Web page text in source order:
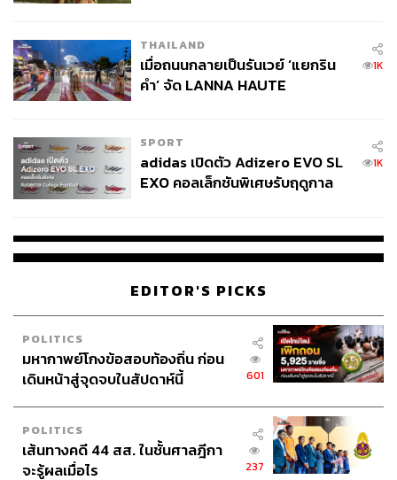
THAILAND
เมื่อถนนกลายเป็นรันเวย์ ‘แยกริน
คำ’ จัด LANNA HAUTE
1K
SPORT
adidas เปิดตัว Adizero EVO SL
EXO คอลเล็กชันพิเศษรับฤดูกาล
1K
EDITOR'S PICKS
POLITICS
มหากาพย์โกงข้อสอบท้องถิ่น ก่อน
เดินหน้าสู่จุดจบในสัปดาห์นี้
601
POLITICS
เส้นทางคดี 44 สส. ในชั้นศาลฎีกา
จะรู้ผลเมื่อไร
237